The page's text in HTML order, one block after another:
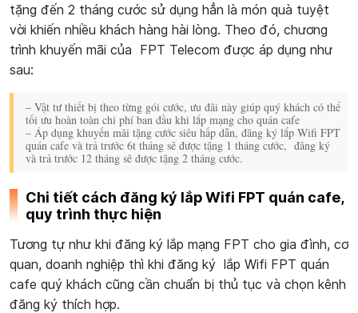
tặng đến 2 tháng cước sử dụng hẳn là món quà tuyệt
vời khiến nhiều khách hàng hài lòng. Theo đó, chương
trình khuyến mãi của FPT Telecom được áp dụng như
sau:
– Vật tư thiết bị theo từng gói cước, ưu đãi này giúp quý khách có thể
tối ưu hoàn toàn chi phí ban đầu khi lắp mạng cho quán cafe
– Áp dụng khuyến mãi tặng cước siêu hấp dẫn, đăng ký lắp Wifi FPT
quán cafe và trả trước 6t tháng sẽ được tặng 1 tháng cước, đăng ký
và trả trước 12 tháng sẽ được tặng 2 tháng cước.
Chi tiết cách đăng ký lắp Wifi FPT quán cafe,
quy trình thực hiện
Tương tự như khi đăng ký lắp mạng FPT cho gia đình, cơ
quan, doanh nghiệp thì khi đăng ký lắp Wifi FPT quán
cafe quý khách cũng cần chuẩn bị thủ tục và chọn kênh
đăng ký thích hợp.